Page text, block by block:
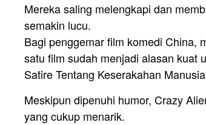
Mereka saling melengkapi dan
semakin lucu.
Bagi penggemar film komedi China,
satu film sudah menjadi alasan kuat
Satire Tentang Keserakahan Manusia
Meskipun dipenuhi humor, Crazy
yang cukup menarik.